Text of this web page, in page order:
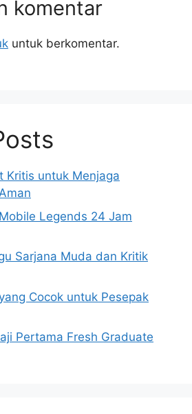
komentar
untuk berkomentar.
Kritis untuk Menjaga
Legends 24 Jam
Sarjana Muda dan Kritik
Cocok untuk Pesepak
Pertama Fresh Graduate